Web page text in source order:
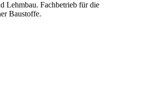
Lehmbau. Fachbetrieb für die
Baustoffe.